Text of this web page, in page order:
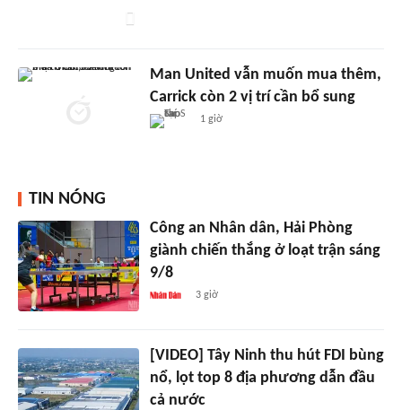
Man United vẫn muốn mua thêm,
Carrick còn 2 vị trí cần bổ sung
1 giờ
TIN NÓNG
Công an Nhân dân, Hải Phòng
giành chiến thắng ở loạt trận sáng
9/8
3 giờ
[VIDEO] Tây Ninh thu hút FDI bùng
nổ, lọt top 8 địa phương dẫn đầu
cả nước